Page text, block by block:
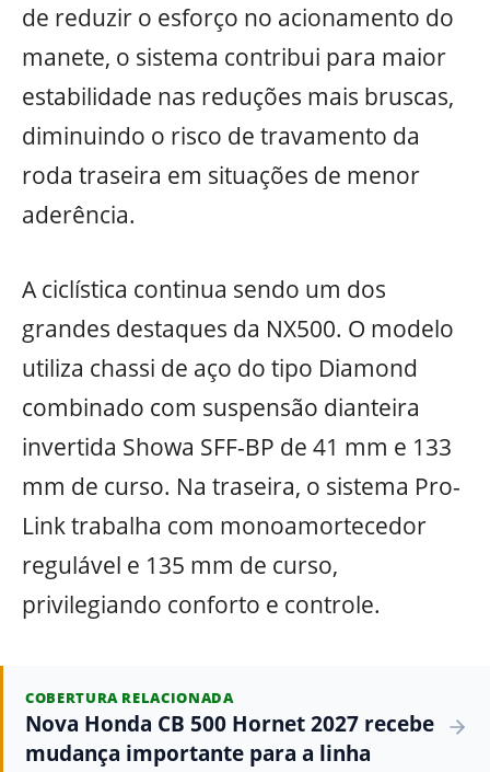
de reduzir o esforço no acionamento do
manete, o sistema contribui para maior
estabilidade nas reduções mais bruscas,
diminuindo o risco de travamento da
roda traseira em situações de menor
aderência.
A ciclística continua sendo um dos
grandes destaques da NX500. O modelo
utiliza chassi de aço do tipo Diamond
combinado com suspensão dianteira
invertida Showa SFF-BP de 41 mm e 133
mm de curso. Na traseira, o sistema Pro-
Link trabalha com monoamortecedor
regulável e 135 mm de curso,
privilegiando conforto e controle.
COBERTURA RELACIONADA
Nova Honda CB 500 Hornet 2027 recebe
mudança importante para a linha